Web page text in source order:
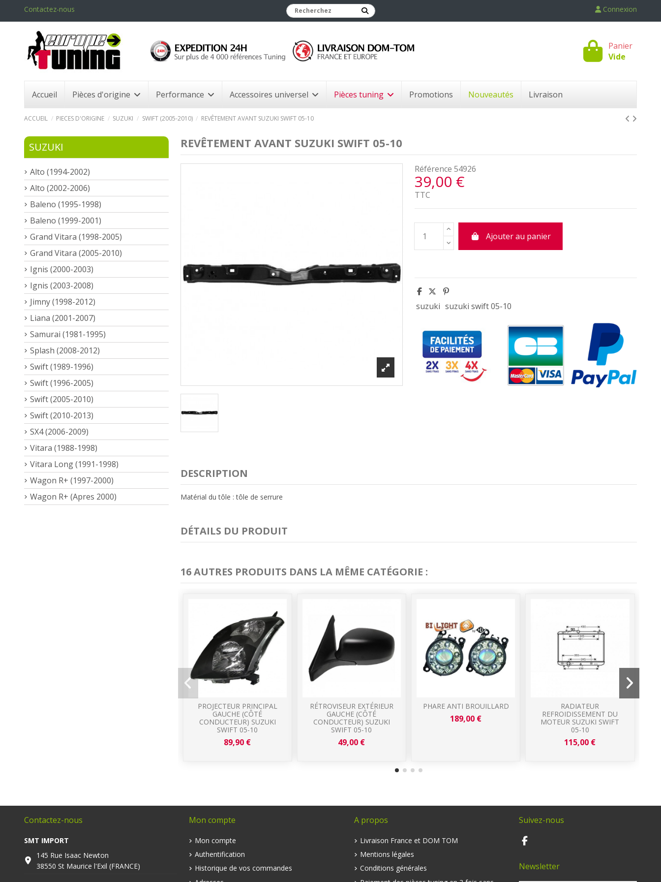
Contactez-nous Connexion
Panier
Vide
Accueil Pièces d'origine Performance Accessoires universel Pièces tuning Promotions Nouveautés Livraison
ACCUEIL PIECES D'ORIGINE SUZUKI SWIFT (2005-2010) REVÊTEMENT AVANT SUZUKI SWIFT 05-10
REVÊTEMENT AVANT SUZUKI SWIFT 05-10
Référence 54926
39,00 €
TTC
Ajouter au panier
suzuki suzuki swift 05-10
DESCRIPTION
Matérial du tôle : tôle de serrure
DÉTAILS DU PRODUIT
16 AUTRES PRODUITS DANS LA MÊME CATÉGORIE :
PROJECTEUR PRINCIPAL
GAUCHE (CÔTÉ
CONDUCTEUR) SUZUKI
SWIFT 05-10
89,90 €
RÉTROVISEUR EXTÉRIEUR
GAUCHE (CÔTÉ
CONDUCTEUR) SUZUKI
SWIFT 05-10
49,00 €
PHARE ANTI BROUILLARD
189,00 €
RADIATEUR
REFROIDISSEMENT DU
MOTEUR SUZUKI SWIFT
05-10
115,00 €
SUZUKI
Alto (1994-2002)
Alto (2002-2006)
Baleno (1995-1998)
Baleno (1999-2001)
Grand Vitara (1998-2005)
Grand Vitara (2005-2010)
Ignis (2000-2003)
Ignis (2003-2008)
Jimny (1998-2012)
Liana (2001-2007)
Samurai (1981-1995)
Splash (2008-2012)
Swift (1989-1996)
Swift (1996-2005)
Swift (2005-2010)
Swift (2010-2013)
SX4 (2006-2009)
Vitara (1988-1998)
Vitara Long (1991-1998)
Wagon R+ (1997-2000)
Wagon R+ (Apres 2000)
Contactez-nous
SMT IMPORT
145 Rue Isaac Newton
38550 St Maurice l'Exil (FRANCE)
Mon compte
Mon compte
Authentification
Historique de vos commandes
A propos
Livraison France et DOM TOM
Mentions légales
Conditions générales
Suivez-nous
Newsletter